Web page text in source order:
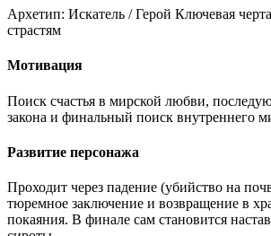
Архетип: Искатель / Герой Ключевая
страстям
Мотивация
Поиск счастья в мирской любви,
закона и финальный поиск внутреннего
Развитие персонажа
Проходит через падение (убийство на
тюремное заключение и возвращение в
покаяния. В финале сам становится